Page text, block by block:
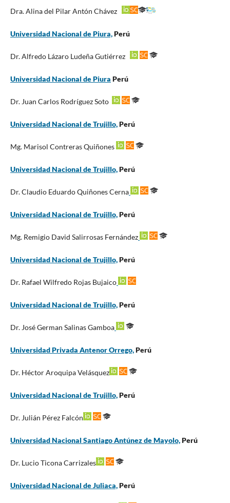
Dra. Alina del Pilar Antón Chávez
Universidad Nacional de Piura,Perú
Dr. Alfredo Lázaro Ludeña Gutiérrez
Universidad Nacional de Piura Perú
Dr. Juan Carlos Rodríguez Soto
Universidad Nacional de Trujillo,Perú
Mg. Marisol Contreras Quiñones
Universidad Nacional de Trujillo,Perú
Dr. Claudio Eduardo Quiñones Cerna
Universidad Nacional de Trujillo,Perú
Mg. Remigio David Salirrosas Fernández
Universidad Nacional de Trujillo,Perú
Dr. Rafael Wilfredo Rojas Bujaico
Universidad Nacional de Trujillo,Perú
Dr. José German Salinas Gamboa
Universidad Privada Antenor Orrego,Perú
Dr. Héctor Aroquipa Velásquez
Universidad Nacional de Trujillo,Perú
Dr. Julián Pérez Falcón
Universidad Nacional Santiago Antúnez de Mayolo,Perú
Dr. Lucio Ticona Carrizales
Universidad Nacional de Juliaca,Perú